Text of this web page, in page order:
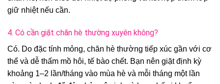
giữ nhiệt nếu cần.
4. Có cần giặt chăn hè thường xuyên không?
Có. Do đặc tính mỏng, chăn hè thường tiếp xúc gần với cơ
thể và dễ thấm mồ hôi, tế bào chết. Bạn nên giặt định kỳ
khoảng 1–2 lần/tháng vào mùa hè và mỗi tháng một lần